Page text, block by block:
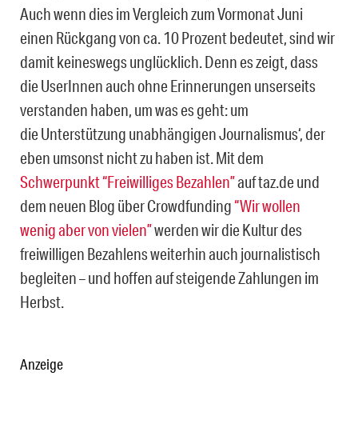
Auch wenn dies im Vergleich zum Vormonat Juni
einen Rückgang von ca. 10 Prozent bedeutet, sind wir
damit keineswegs unglücklich. Denn es zeigt, dass
die UserInnen auch ohne Erinnerungen unserseits
verstanden haben, um was es geht: um
die Unterstützung unabhängigen Journalismus‘, der
eben umsonst nicht zu haben ist. Mit dem
Schwerpunkt “Freiwilliges Bezahlen”auf taz.de und
dem neuen Blog über Crowdfunding“Wir wollen
wenig aber von vielen”werden wir die Kultur des
freiwilligen Bezahlens weiterhin auch journalistisch
begleiten – und hoffen auf steigende Zahlungen im
Herbst.
Anzeige